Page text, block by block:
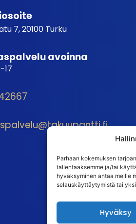
Parhaan kokemuksen
tallentaaksemme ja/tai
hyväksyminen antaa meille
selauskäyttäytymistä tai
Hyväksy
7, 20100 Turku
avoinna
17